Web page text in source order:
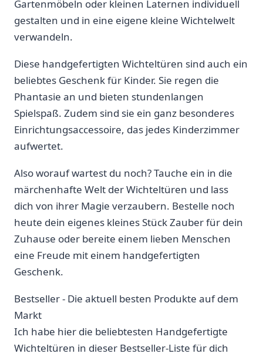
Gartenmöbeln oder ‍kleinen Laternen ⁣individuell
gestalten und in eine eigene kleine Wichtelwelt
verwandeln.
Diese handgefertigten Wichteltüren sind auch ein⁣
beliebtes Geschenk für ‌Kinder.‌ Sie regen die
Phantasie an und ‌bieten ⁣stundenlangen
Spielspaß. Zudem sind sie ein ganz besonderes
Einrichtungsaccessoire, das jedes Kinderzimmer
aufwertet.
Also worauf wartest du noch?​ Tauche ein‍ in die
märchenhafte Welt der Wichteltüren und‍ lass
dich ⁣von ihrer Magie verzaubern. Bestelle⁤ noch
heute dein eigenes kleines Stück⁢ Zauber für dein
Zuhause oder bereite einem lieben Menschen
⁤eine Freude mit einem handgefertigten
Geschenk.
Bestseller -⁤ Die aktuell besten‍ Produkte auf dem
Markt
Ich habe‌ hier⁣ die beliebtesten Handgefertigte
Wichteltüren in dieser⁣ Bestseller-Liste für dich